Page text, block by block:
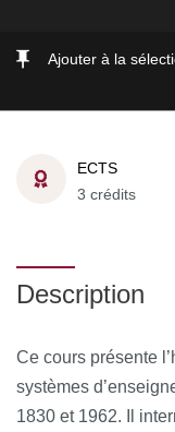
Ajouter à la
ECTS
3 crédits
Description
Ce cours présente
systèmes
1830 et 1962. Il